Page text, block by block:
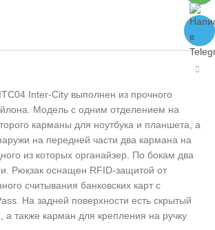
Inter-City выполнен из прочного
Модель с одним отделением на
карманы для ноутбука и планшета, а
на передней части два кармана на
из которых органайзер. По бокам два
Рюкзак оснащен RFID-защитой от
считывания банковских карт с
На задней поверхности есть скрытый
также карман для крепления на ручку